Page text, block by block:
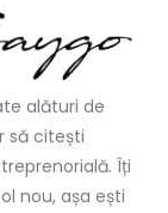
alături de
să citești
Îți
nou, așa ești